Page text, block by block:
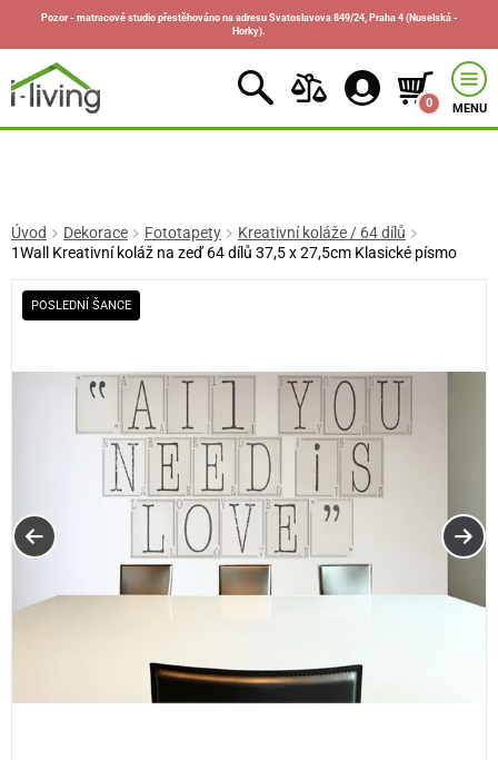
Pozor - matracové studio přestěhováno na adresu Svatoslavova 849/24, Praha 4 (Nuselská -
Horky).
0 MENU
Úvod Dekorace Fototapety
Kreativní koláže / 64 dílů
1Wall Kreativní koláž na zeď 64 dílů 37,5 x 27,5cm Klasické písmo
POSLEDNÍ ŠANCE